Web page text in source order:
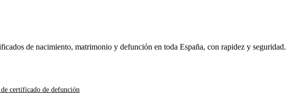
de nacimiento, matrimonio y defunción en toda España, con rapidez y seguridad.
certificado de defunción